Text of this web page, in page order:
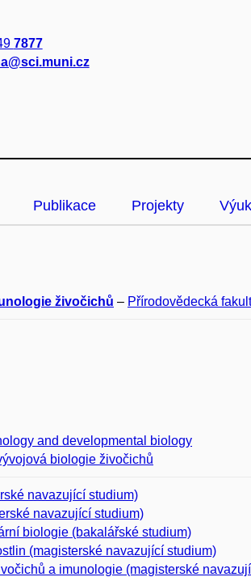
7877
Publikace Projekty
živočichů – Přírodovědecká
and developmental biology
biologie živočichů
navazující studium)
navazující studium)
biologie (bakalářské studium)
(magisterské navazující studium)
a imunologie (magisterské